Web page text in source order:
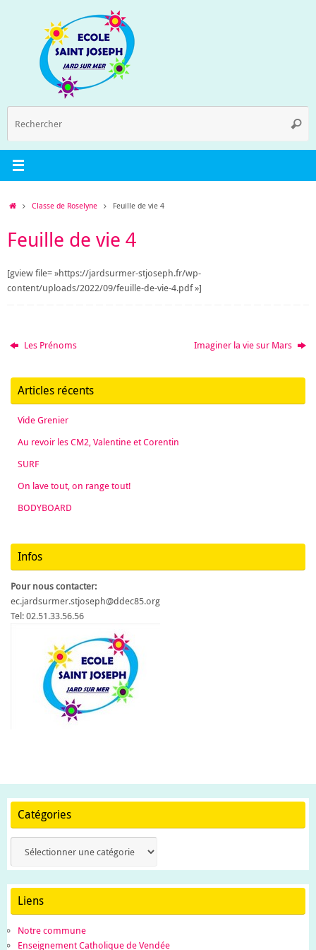
AccueilClasse de Roselyne Feuille de vie 4
Feuille de vie 4
[gview file= »https://jardsurmer-stjoseph.fr/wp-
content/uploads/2022/09/feuille-de-vie-4.pdf »]
Les Prénoms Imaginer la vie sur Mars
Articles récents
Vide Grenier
Au revoir les CM2, Valentine et Corentin
SURF
On lave tout, on range tout!
BODYBOARD
Infos
Pour nous contacter:
ec.jardsurmer.stjoseph@ddec85.org
Tel: 02.51.33.56.56
Catégories
Liens
Notre commune
Enseignement Catholique de Vendée